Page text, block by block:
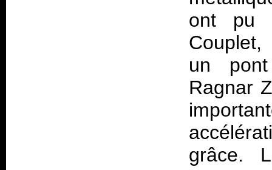
ont pu
Couplet,
un
Ragnar
grâce.